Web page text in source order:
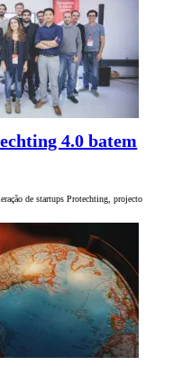
4.0 batem
de startups Protechting, projecto